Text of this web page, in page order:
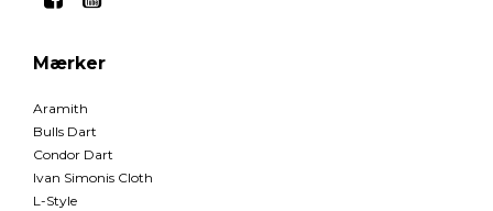
Mærker
Aramith
Bulls Dart
Condor Dart
Ivan Simonis Cloth
L-Style